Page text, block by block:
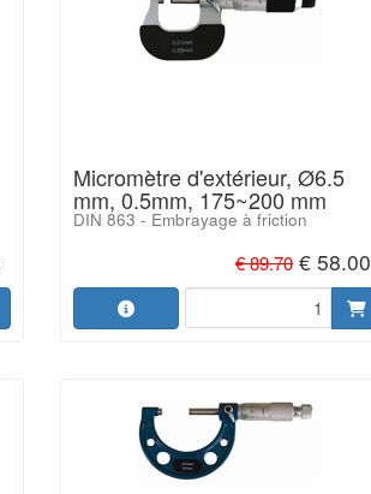
Micromètre d'extérieur, Ø6.5
mm, 0.5mm, 175~200 mm
DIN 863 - Embrayage à friction
€ 89.70 € 58.00